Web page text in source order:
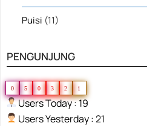
Puisi (11)
PENGUNJUNG
0 5 0 3 2 1
Users Today : 19
Users Yesterday : 21